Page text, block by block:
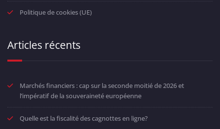
Politique de cookies (UE)
Articles récents
Marchés financiers : cap sur la seconde moitié de 2026 et
l’impératif de la souveraineté européenne
Quelle est la fiscalité des cagnottes en ligne?